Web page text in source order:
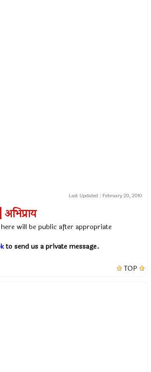
Last Updated : February 20, 2010
will be public after appropriate
to send us a private message.
TOP